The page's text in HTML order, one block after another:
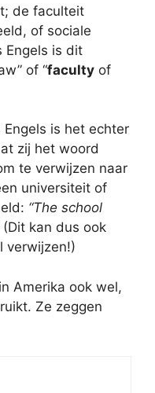
de faculteit
of sociale
Engels is dit
of “faculty of
is het echter
zij het woord
te verwijzen naar
universiteit of
“The school
(Dit kan dus ook
verwijzen!)
Amerika ook wel,
Ze zeggen